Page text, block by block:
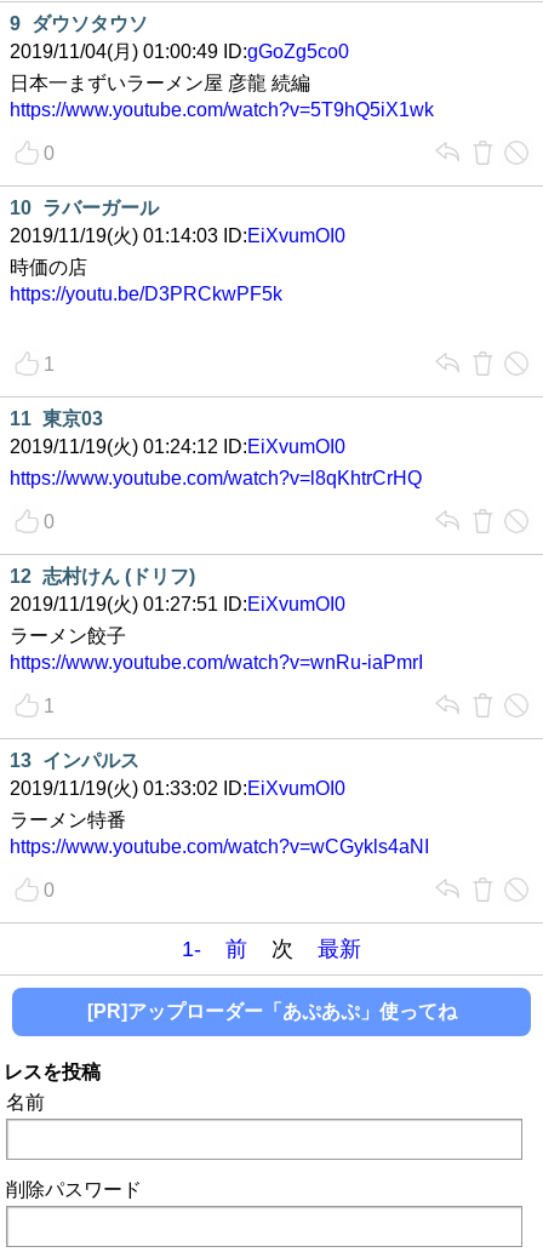
9 ダウソタウソ
2019/11/04(月) 01:00:49 ID:gGoZg5co0
日本一まずいラーメン屋 彦龍 続編
https://www.youtube.com/watch?v=5T9hQ5iX1wk
0
10 ラバーガール
2019/11/19(火) 01:14:03 ID:EiXvumOI0
時価の店
https://youtu.be/D3PRCkwPF5k
1
11 東京03
2019/11/19(火) 01:24:12 ID:EiXvumOI0
https://www.youtube.com/watch?v=l8qKhtrCrHQ
0
12 志村けん (ドリフ)
2019/11/19(火) 01:27:51 ID:EiXvumOI0
ラーメン餃子
https://www.youtube.com/watch?v=wnRu-iaPmrI
1
13 インパルス
2019/11/19(火) 01:33:02 ID:EiXvumOI0
ラーメン特番
https://www.youtube.com/watch?v=wCGykls4aNI
0
1- 前 次 最新
[PR]アップローダー「あぷあぷ」使ってね
レスを投稿
名前
削除パスワード